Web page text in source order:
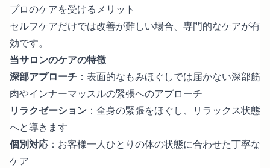
プロのケアを受けるメリット
セルフケアだけでは改善が難しい場合、専門的なケアが有
効です。
当サロンのケアの特徴
深部アプローチ ：表面的なもみほぐしでは届かない深部筋
肉やインナーマッスルの緊張へのアプローチ
リラクゼーション ：全身の緊張をほぐし、リラックス状態
へと導きます
個別対応 ：お客様一人ひとりの体の状態に合わせた丁寧な
ケア